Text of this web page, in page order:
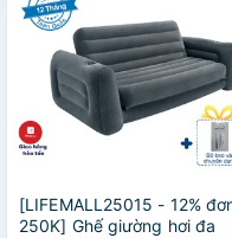
[LIFEMALL25015 - 12%
250K] Ghế giường hơi đa